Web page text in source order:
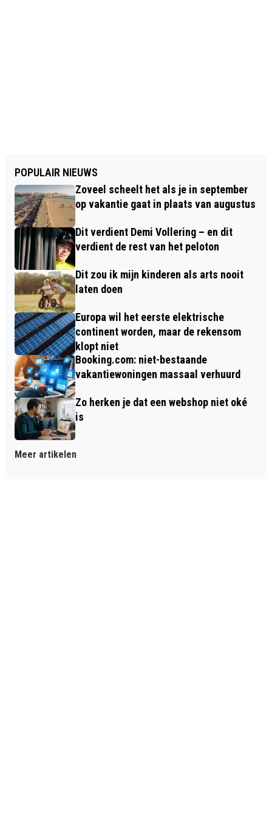
POPULAIR NIEUWS
Zoveel scheelt het als je in september
op vakantie gaat in plaats van augustus
Dit verdient Demi Vollering – en dit
verdient de rest van het peloton
Dit zou ik mijn kinderen als arts nooit
laten doen
Europa wil het eerste elektrische
continent worden, maar de rekensom
klopt niet
Booking.com: niet-bestaande
vakantiewoningen massaal verhuurd
Zo herken je dat een webshop niet oké
is
Meer artikelen